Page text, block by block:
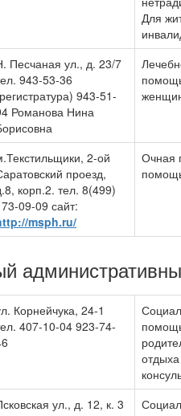
Для
Песчаная ул., д. 23/7
943-53-36
943-51-
Романова Нина
2-ой
проезд,
корп.2. тел. 8(499)
09-09 сайт:
msph.ru/
Очная
Корнейчука, 24-1
407-10-04 923-74-
ул., д. 12, к. 3